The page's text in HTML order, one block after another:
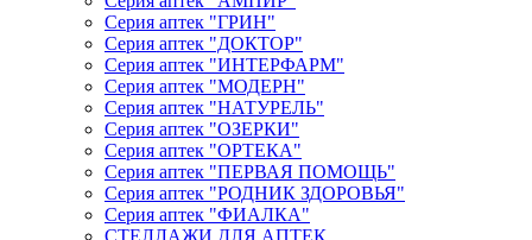
Серия аптек "ГРИН"
Серия аптек "ДОКТОР"
Серия аптек "ИНТЕРФАРМ"
Серия аптек "МОДЕРН"
Серия аптек "НАТУРЕЛЬ"
Серия аптек "ОЗЕРКИ"
Серия аптек "ОРТЕКА"
Серия аптек "ПЕРВАЯ ПОМОЩЬ"
Серия аптек "РОДНИК ЗДОРОВЬЯ"
Серия аптек "ФИАЛКА"
СТЕЛЛАЖИ ДЛЯ АПТЕК